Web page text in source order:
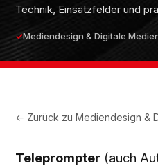
Technik, Einsatzfelder und
Mediendesign & Digitale
← Zurück zuMediendesign &
Teleprompter (auch